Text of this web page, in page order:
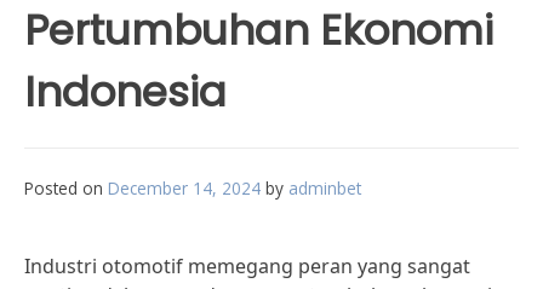
Pertumbuhan Ekonomi
Indonesia
Posted on December 14, 2024 by adminbet
Industri otomotif memegang peran yang sangat